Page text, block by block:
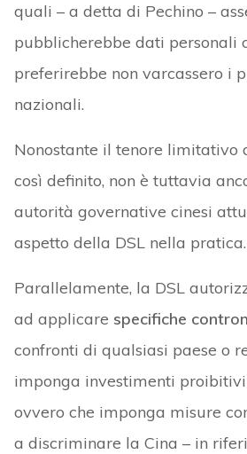
quali – a detta di Pechino –
pubblicherebbe dati personali
preferirebbe non varcassero i
nazionali.
Nonostante il tenore limitativo
così definito, non è tuttavia
autorità governative cinesi
aspetto della DSL nella pratica.
Parallelamente, la DSL
ad applicare specifiche
confronti di qualsiasi paese o
imponga investimenti
ovvero che imponga misure
a discriminare la Cina – in